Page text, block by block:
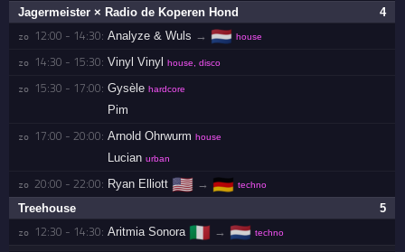
4
Jagermeister × Radio de Koperen Hond
zo 12:00 - 14:30: Analyze & Wuls → 🇳🇱 house
zo 14:30 - 15:30: Vinyl Vinyl house, disco
zo 15:30 - 17:00: Gysèle hardcore
Pim
zo 17:00 - 20:00: Arnold Ohrwurm house
Lucian urban
zo 20:00 - 22:00: Ryan Elliott 🇺🇸 → 🇩🇪 techno
5
Treehouse
zo 12:30 - 14:30: Aritmia Sonora 🇮🇹 → 🇳🇱 techno